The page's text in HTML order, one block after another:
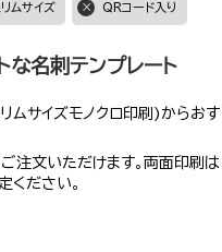
リムサイズ QRコード入り
な名刺テンプレート
ムサイズモノクロ印刷)からおす
注文いただけます。両面印刷は
ください。